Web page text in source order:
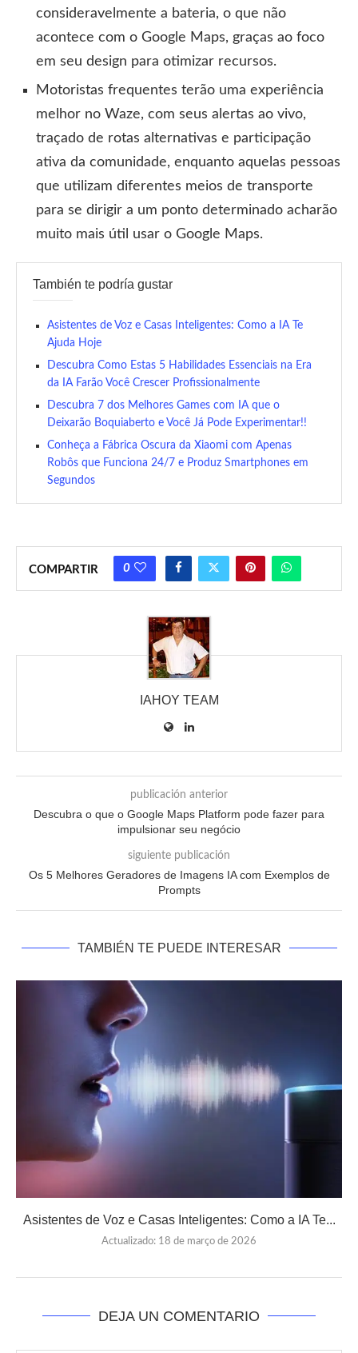
consideravelmente a bateria, o que não
acontece com o Google Maps, graças ao foco
em seu design para otimizar recursos.
Motoristas frequentes terão uma experiência
melhor no Waze, com seus alertas ao vivo,
traçado de rotas alternativas e participação
ativa da comunidade, enquanto aquelas pessoas
que utilizam diferentes meios de transporte
para se dirigir a um ponto determinado acharão
muito mais útil usar o Google Maps.
También te podría gustar
Asistentes de Voz e Casas Inteligentes: Como a IA Te
Ajuda Hoje
Descubra Como Estas 5 Habilidades Essenciais na Era
da IA Farão Você Crescer Profissionalmente
Descubra 7 dos Melhores Games com IA que o
Deixarão Boquiaberto e Você Já Pode Experimentar!!
Conheça a Fábrica Oscura da Xiaomi com Apenas
Robôs que Funciona 24/7 e Produz Smartphones em
Segundos
COMPARTIR 0
IAHOY TEAM
publicación anterior
Descubra o que o Google Maps Platform pode fazer para
impulsionar seu negócio
siguiente publicación
Os 5 Melhores Geradores de Imagens IA com Exemplos de
Prompts
TAMBIÉN TE PUEDE INTERESAR
Asistentes de Voz e Casas Inteligentes: Como a IA Te...
Actualizado: 18 de março de 2026
DEJA UN COMENTARIO